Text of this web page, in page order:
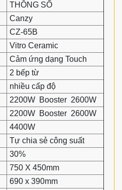
THÔNG SỐ
Canzy
CZ-65B
Vitro Ceramic
Cảm ứng dạng Touch
2 bếp từ
nhiều cấp độ
2200W Booster 2600W
2200W Booster 2600W
4400W
Tự chia sẻ công suất
30%
750 X 450mm
690 x 390mm